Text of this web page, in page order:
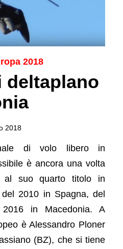
2018
deltaplano
2018
di volo libero in
è ancora una volta
al suo quarto titolo in
2010 in Spagna, del
in Macedonia. A
è Alessandro Ploner
(BZ), che si tiene